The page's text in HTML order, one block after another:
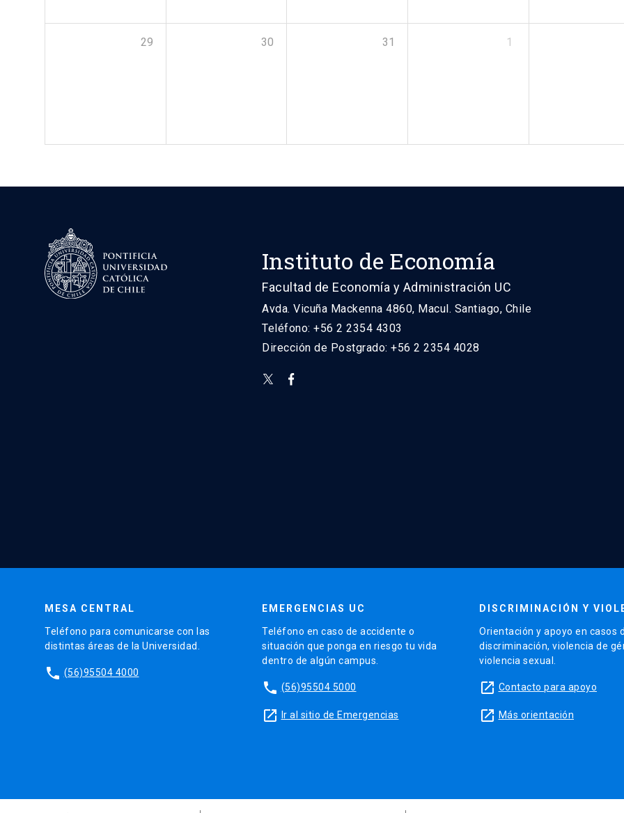
29 30 31 1
Instituto de Economía
Facultad de Economía y Administración UC
Avda. Vicuña Mackenna 4860, Macul. Santiago, Chile
Teléfono: +56 2 2354 4303
Dirección de Postgrado: +56 2 2354 4028
MESA CENTRAL
Teléfono para comunicarse con las
distintas áreas de la Universidad.
phone (56)95504 4000
EMERGENCIAS UC
Teléfono en caso de accidente o
situación que ponga en riesgo tu vida
dentro de algún campus.
phone (56)95504 5000
launch Ir al sitio de Emergencias
DISCRIMINACIÓN Y
Orientación y apoyo en casos
discriminación, violencia de
violencia sexual.
launch Contacto para apoyo
launch Más orientación